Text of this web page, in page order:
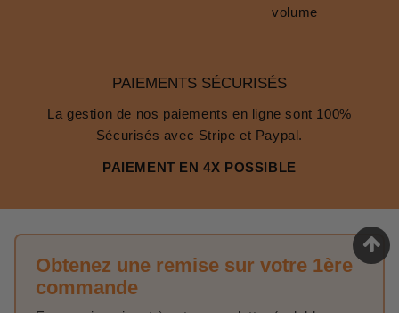
volume
PAIEMENTS SÉCURISÉS
La gestion de nos paiements en ligne sont 100%
Sécurisés avec Stripe et Paypal.
PAIEMENT EN 4X POSSIBLE
Obtenez une remise sur votre 1ère
commande